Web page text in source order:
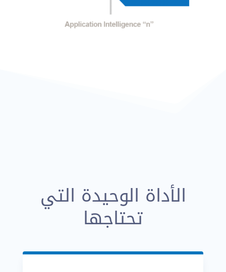
الأداة الوحيدة التي
تحتاجها